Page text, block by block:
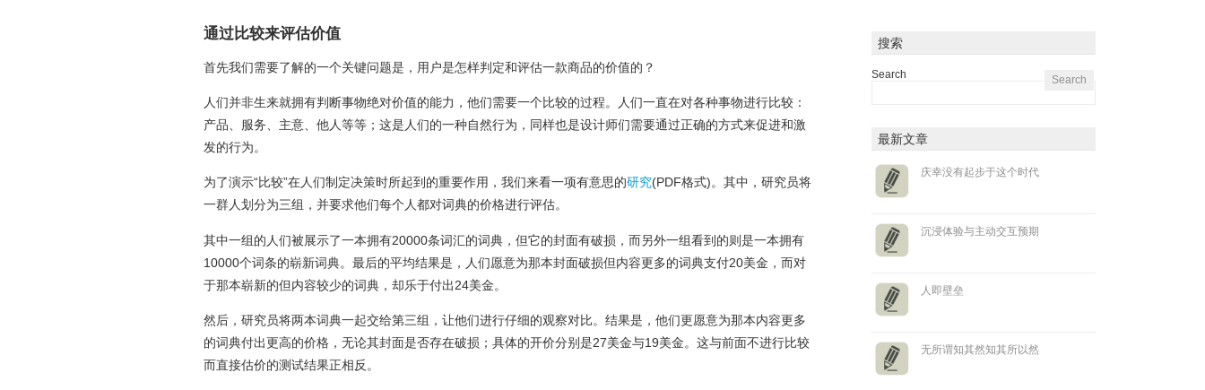
通过比较来评估价值
首先我们需要了解的一个关键问题是，用户是怎样判定和评估一款商品的价值的？
人们并非生来就拥有判断事物绝对价值的能力，他们需要一个比较的过程。人们一直在对各种事物进行比较：
产品、服务、主意、他人等等；这是人们的一种自然行为，同样也是设计师们需要通过正确的方式来促进和激
发的行为。
为了演示“比较”在人们制定决策时所起到的重要作用，我们来看一项有意思的研究(PDF格式)。其中，研究员将
一群人划分为三组，并要求他们每个人都对词典的价格进行评估。
其中一组的人们被展示了一本拥有20000条词汇的词典，但它的封面有破损，而另外一组看到的则是一本拥有
10000个词条的崭新词典。最后的平均结果是，人们愿意为那本封面破损但内容更多的词典支付20美金，而对
于那本崭新的但内容较少的词典，却乐于付出24美金。
然后，研究员将两本词典一起交给第三组，让他们进行仔细的观察对比。结果是，他们更愿意为那本内容更多
的词典付出更高的价格，无论其封面是否存在破损；具体的开价分别是27美金与19美金。这与前面不进行比较
而直接估价的测试结果正相反。
搜索
Search
最新文章
庆幸没有起步于这个时代
沉浸体验与主动交互预期
人即壁垒
无所谓知其然知其所以然